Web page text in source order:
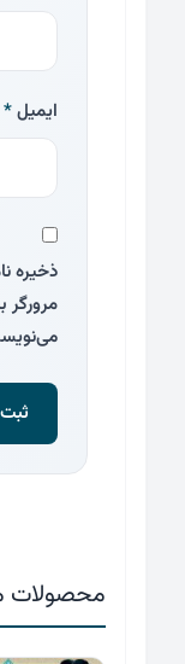
ایمیل*
ذخیره
مرورگر
محصولات